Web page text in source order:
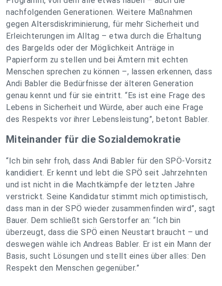
nachfolgenden Generationen. Weitere Maßnahmen
gegen Altersdiskriminierung, für mehr Sicherheit und
Erleichterungen im Alltag – etwa durch die Erhaltung
des Bargelds oder der Möglichkeit Anträge in
Papierform zu stellen und bei Ämtern mit echten
Menschen sprechen zu können –, lassen erkennen, dass
Andi Babler die Bedürfnisse der älteren Generation
genau kennt und für sie eintritt. “Es ist eine Frage des
Lebens in Sicherheit und Würde, aber auch eine Frage
des Respekts vor ihrer Lebensleistung”, betont Babler.
Miteinander für die Sozialdemokratie
“Ich bin sehr froh, dass Andi Babler für den SPÖ-Vorsitz
kandidiert. Er kennt und lebt die SPÖ seit Jahrzehnten
und ist nicht in die Machtkämpfe der letzten Jahre
verstrickt. Seine Kandidatur stimmt mich optimistisch,
dass man in der SPÖ wieder zusammenfinden wird”, sagt
Bauer. Dem schließt sich Gerstorfer an: “Ich bin
überzeugt, dass die SPÖ einen Neustart braucht – und
deswegen wähle ich Andreas Babler. Er ist ein Mann der
Basis, sucht Lösungen und stellt eines über alles: Den
Respekt den Menschen gegenüber.”